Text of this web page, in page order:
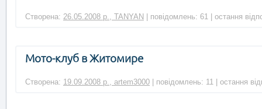
Створена: 26.05.2008 р., TANYAN | повідомлень: 61 | остання
Мото-клуб в Житомире
Створена: 19.09.2008 р., artem3000 | повідомлень: 11 | остання